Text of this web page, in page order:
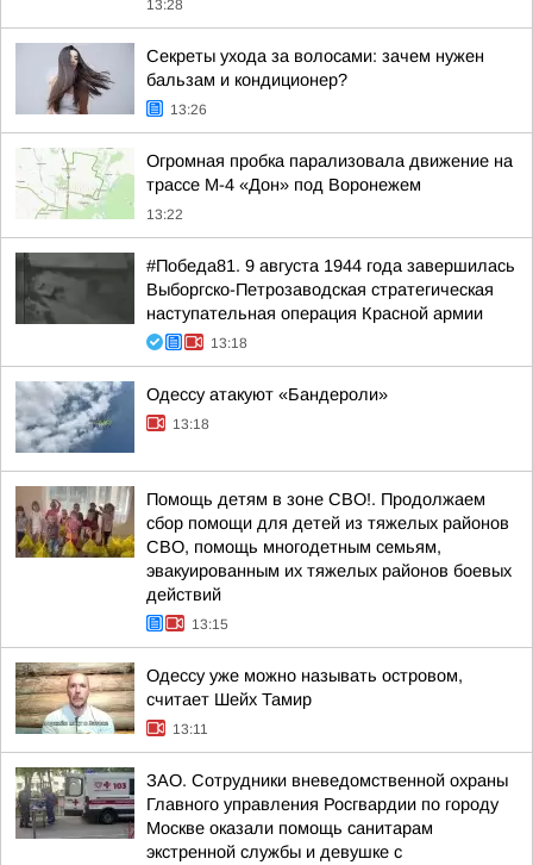
13:28
Секреты ухода за волосами: зачем нужен
бальзам и кондиционер?
13:26
Огромная пробка парализовала движение на
трассе М-4 «Дон» под Воронежем
13:22
#Победа81. 9 августа 1944 года завершилась
Выборгско-Петрозаводская стратегическая
наступательная операция Красной армии
13:18
Одессу атакуют «Бандероли»
13:18
Помощь детям в зоне СВО!. Продолжаем
сбор помощи для детей из тяжелых районов
СВО, помощь многодетным семьям,
эвакуированным их тяжелых районов боевых
действий
13:15
Одессу уже можно называть островом,
считает Шейх Тамир
13:11
ЗАО. Сотрудники вневедомственной охраны
Главного управления Росгвардии по городу
Москве оказали помощь санитарам
экстренной службы и девушке с